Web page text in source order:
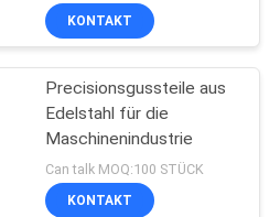
99
KONTAKT
Precisionsgussteile aus
Edelstahl für die
Maschinenindustrie
Can talk MOQ:100 STÜCK
KONTAKT